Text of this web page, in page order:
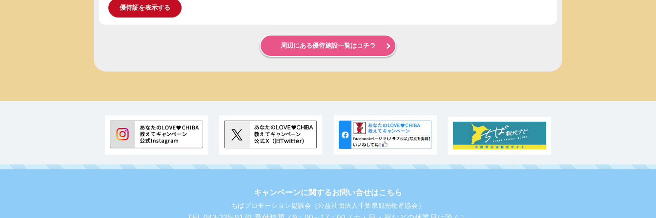
優待証を表示する
周辺にある優待施設一覧はコチラ
キャンペーンに関するお問い合せはこちら
ちばプロモーション協議会（公益社団法人千葉県観光物産協会）